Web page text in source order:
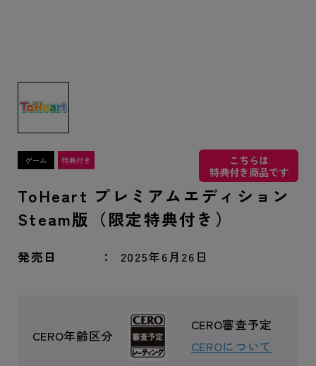
こちらは
特典付き商品です
ToHeart プレミアムエディション
Steam版（限定特典付き）
発売日 2025年6月26日
CERO年齢区分
CERO審査予定
CEROについて